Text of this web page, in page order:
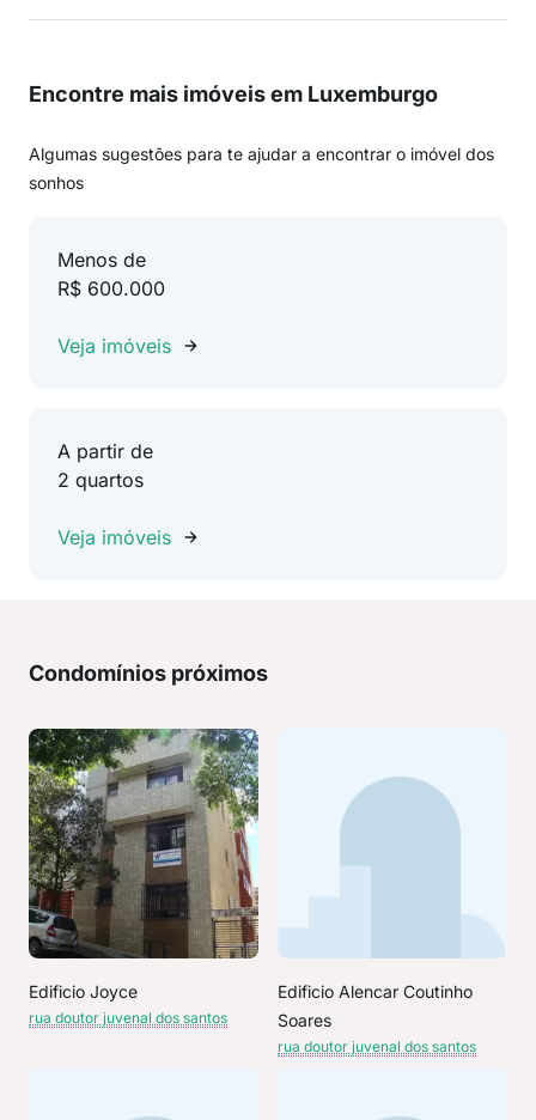
Encontre mais imóveis em Luxemburgo
Algumas sugestões para te ajudar a encontrar o imóvel dos
sonhos
Menos de
R$ 600.000
Veja imóveis
A partir de
2 quartos
Veja imóveis
Condomínios próximos
Edificio Joyce
rua doutor juvenal dos santos
Edificio Alencar Coutinho
Soares
rua doutor juvenal dos santos